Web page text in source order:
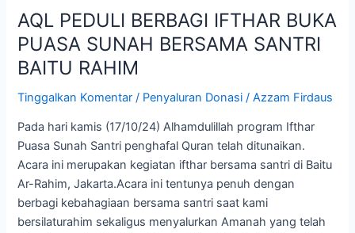
AQL PEDULI BERBAGI IFTHAR BUKA
PUASA SUNAH BERSAMA SANTRI
BAITU RAHIM
Tinggalkan Komentar / Penyaluran Donasi /Azzam Firdaus
Pada hari kamis (17/10/24) Alhamdulillah program Ifthar
Puasa Sunah Santri penghafal Quran telah ditunaikan.
Acara ini merupakan kegiatan ifthar bersama santri di Baitu
Ar-Rahim, Jakarta.Acara ini tentunya penuh dengan
berbagi kebahagiaan bersama santri saat kami
bersilaturahim sekaligus menyalurkan Amanah yang telah
RAHIM